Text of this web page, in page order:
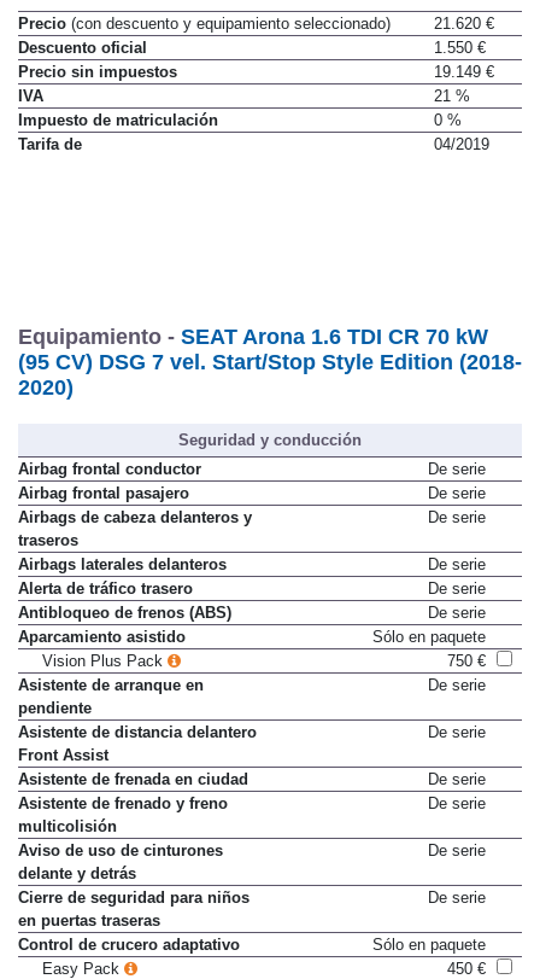
Precio (con descuento y equipamiento seleccionado)
21.620 €
Descuento oficial
1.550 €
Precio sin impuestos
19.149 €
IVA
21 %
Impuesto de matriculación
0 %
Tarifa de
04/2019
Equipamiento - SEAT Arona 1.6 TDI CR 70 kW
(95 CV) DSG 7 vel. Start/Stop Style Edition (2018-
2020)
Seguridad y conducción
Airbag frontal conductor
De serie
Airbag frontal pasajero
De serie
Airbags de cabeza delanteros y
traseros
De serie
Airbags laterales delanteros
De serie
Alerta de tráfico trasero
De serie
Antibloqueo de frenos (ABS)
De serie
Aparcamiento asistido
Sólo en paquete
Vision Plus Pack
750 €
Asistente de arranque en
pendiente
De serie
Asistente de distancia delantero
Front Assist
De serie
Asistente de frenada en ciudad
De serie
Asistente de frenado y freno
multicolisión
De serie
Aviso de uso de cinturones
delante y detrás
De serie
Cierre de seguridad para niños
en puertas traseras
De serie
Control de crucero adaptativo
Sólo en paquete
Easy Pack
450 €